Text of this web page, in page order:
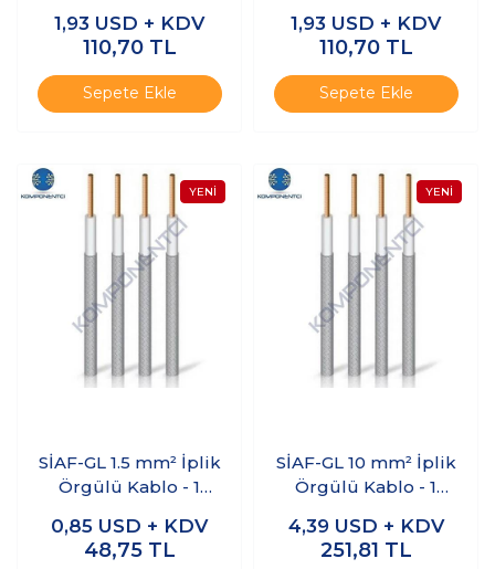
Damarlı Kablo 1m
Kırmızı
1,93 USD + KDV
110,70 TL
Sepete Ekle
Damarlı Kablo 1m
Siyah
1,93 USD + KDV
110,70 TL
Sepete Ekle
SİAF-GL 1.5 mm² İplik
Örgülü Kablo - 1
0,85 USD + KDV
48,75 TL
SİAF-GL 10 mm² İplik
Örgülü Kablo - 1
4,39 USD + KDV
251,81 TL